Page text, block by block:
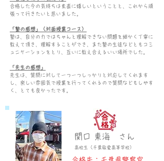
合格した今の気持ちは素直に嬉しいということと、これから頑
張って行きたいと思いました。
「塾の感想」（対面授業コース）
塾は、自分の力ではちゃんと理解できない問題を細かく丁寧に
教えて頂き、理解することができ、また塾の生徒などともコミ
ュニケーションをとり、互いに教え合えるいい場所でした。
「先生の感想」
先生は、質問に対して一つ一つしっかりと対応してくれます
し、楽しい雰囲気で授業を行ってくれるので質問などもしやす
く、とても良かったです。
関口 東海 さん
高校生（千葉敬愛 高等学校）